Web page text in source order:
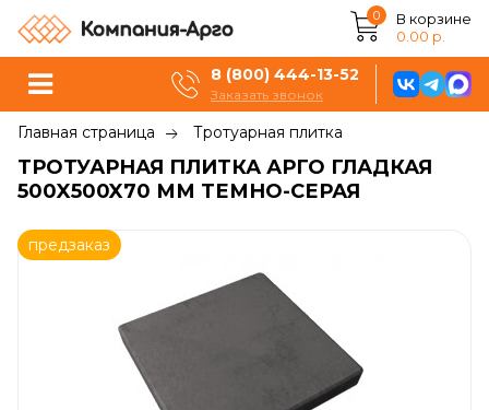
0
В корзине
0.00 р.
8 (800) 444-13-52
Заказать звонок
Главная страница Тротуарная плитка
ТРОТУАРНАЯ ПЛИТКА АРГО ГЛАДКАЯ
500X500X70 ММ ТЕМНО-СЕРАЯ
предзаказ